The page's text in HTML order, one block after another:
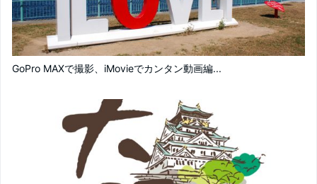
GoPro MAXで撮影、iMovieでカンタン動画編...